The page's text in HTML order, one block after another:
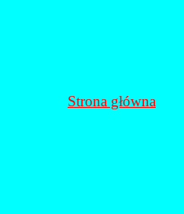
Strona główna